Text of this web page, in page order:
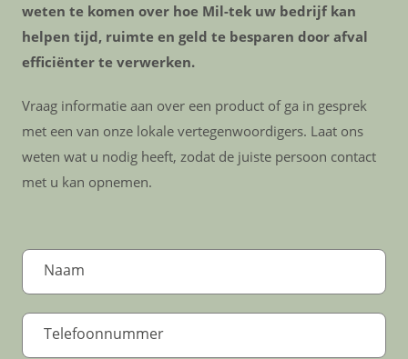
weten te komen over hoe Mil-tek uw bedrijf kan
helpen tijd, ruimte en geld te besparen door afval
efficiënter te verwerken.
Vraag informatie aan over een product of ga in gesprek
met een van onze lokale vertegenwoordigers. Laat ons
weten wat u nodig heeft, zodat de juiste persoon contact
met u kan opnemen.